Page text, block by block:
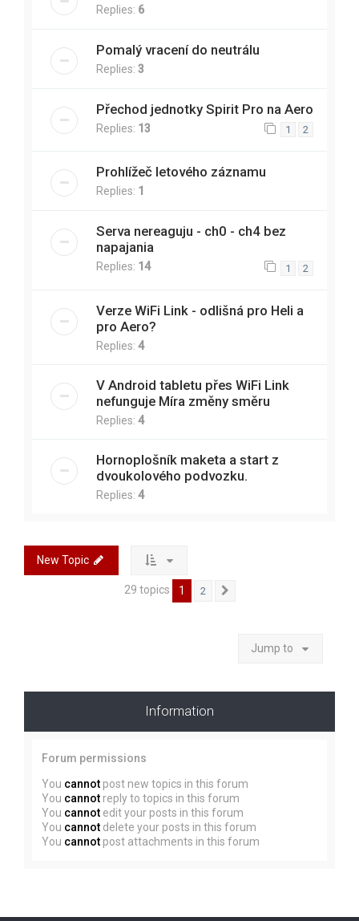
Replies: 6
Pomalý vracení do neutrálu
Replies: 3
Přechod jednotky Spirit Pro na Aero
Replies: 13 1 2
Prohlížeč letového záznamu
Replies: 1
Serva nereaguju - ch0 - ch4 bez
napajania
Replies: 14 1 2
Verze WiFi Link - odlišná pro Heli a
pro Aero?
Replies: 4
V Android tabletu přes WiFi Link
nefunguje Míra změny směru
Replies: 4
Hornoplošník maketa a start z
dvoukolového podvozku.
Replies: 4
New Topic
29 topics 1 2
Jump to
Information
Forum permissions
You cannot post new topics in this forum
You cannot reply to topics in this forum
You cannot edit your posts in this forum
You cannot delete your posts in this forum
You cannot post attachments in this forum